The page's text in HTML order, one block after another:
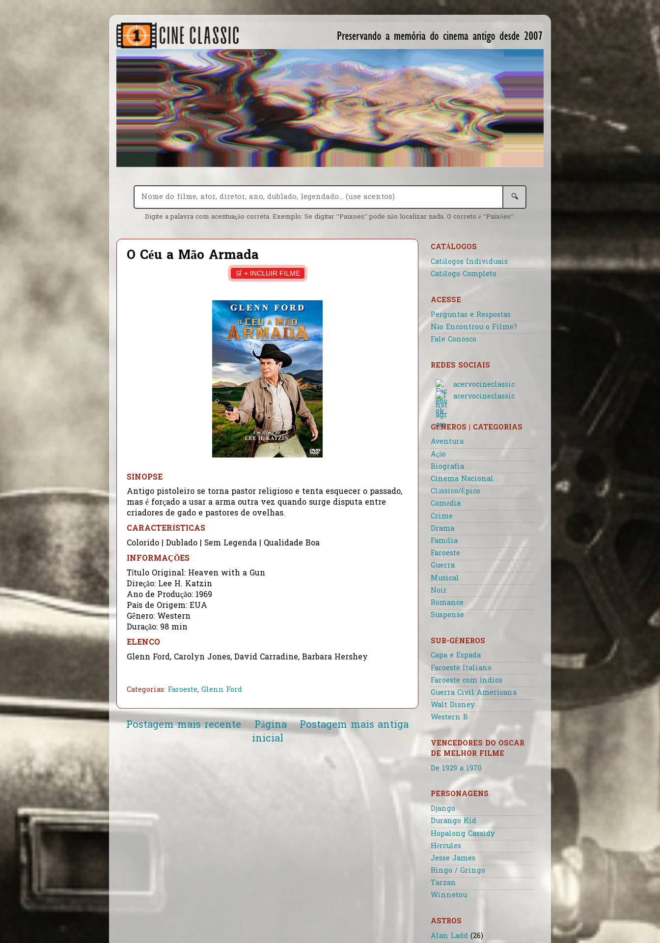
🔍
Digite a palavra com acentuação correta. Exemplo: Se digitar “Paixoes” pode não localizar nada. O correto é “Paixões”.
O Céu a Mão Armada
🛒 + INCLUIR FILME
SINOPSE
Antigo pistoleiro se torna pastor religioso e tenta esquecer o passado,
mas é forçado a usar a arma outra vez quando surge disputa entre
criadores de gado e pastores de ovelhas.
CARACTERÍSTICAS
Colorido | Dublado | Sem Legenda | Qualidade Boa
INFORMAÇÕES
Título Original: Heaven with a Gun
Direção: Lee H. Katzin
Ano de Produção: 1969
País de Origem: EUA
Gênero: Western
Duração: 98 min
ELENCO
Glenn Ford, Carolyn Jones, David Carradine, Barbara Hershey
Categorias: Faroeste, Glenn Ford
Postagem mais recente Postagem mais antiga
Página
inicial
CATÁLOGOS
Catálogos Individuais
Catálogo Completo
ACESSE
Perguntas e Respostas
Não Encontrou o Filme?
Fale Conosco
REDES SOCIAIS
acervocineclassic
acervocineclassic
GÊNEROS | CATEGORIAS
Aventura
Ação
Biografia
Cinema Nacional
Clássico/Épico
Comédia
Crime
Drama
Família
Faroeste
Guerra
Musical
Noir
Romance
Suspense
SUB-GÊNEROS
Capa e Espada
Faroeste Italiano
Faroeste com Índios
Guerra Civil Americana
Walt Disney
Western B
VENCEDORES DO OSCAR
DE MELHOR FILME
De 1929 a 1970
PERSONAGENS
Django
Durango Kid
Hopalong Cassidy
Hércules
Jesse James
Ringo / Gringo
Tarzan
Winnetou
ASTROS
Alan Ladd (26)